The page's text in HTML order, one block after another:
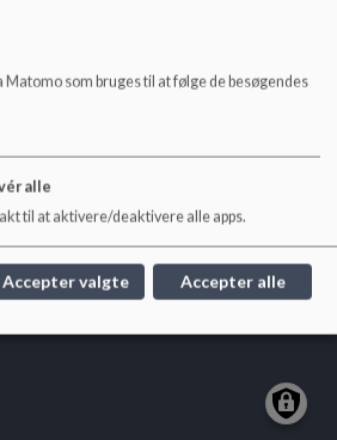
2000 Frb.
som bruges til at følge de besøgendes
alle
til at aktivere/deaktivere alle apps.
Accepter valgte Accepter alle